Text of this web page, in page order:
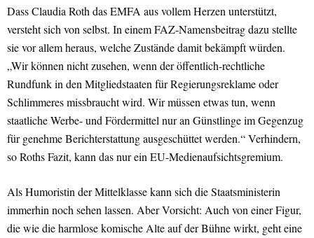
Dass Claudia Roth das EMFA aus vollem Herzen unterstützt,
versteht sich von selbst. In einem FAZ-Namensbeitrag dazu stellte
sie vor allem heraus, welche Zustände damit bekämpft würden.
„Wir können nicht zusehen, wenn der öffentlich-rechtliche
Rundfunk in den Mitgliedstaaten für Regierungsreklame oder
Schlimmeres missbraucht wird. Wir müssen etwas tun, wenn
staatliche Werbe- und Fördermittel nur an Günstlinge im Gegenzug
für genehme Berichterstattung ausgeschüttet werden.“ Verhindern,
so Roths Fazit, kann das nur ein EU-Medienaufsichtsgremium.
Als Humoristin der Mittelklasse kann sich die Staatsministerin
immerhin noch sehen lassen. Aber Vorsicht: Auch von einer Figur,
die wie die harmlose komische Alte auf der Bühne wirkt, geht eine